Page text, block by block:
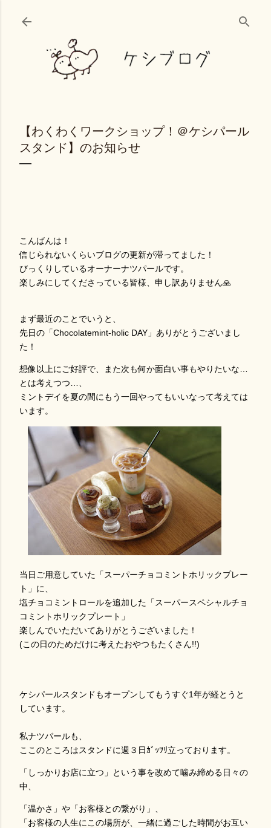
スキップしてメイン コンテンツに移動
【わくわくワークショップ！＠ケシパール
スタンド】のお知らせ
こんばんは！
信じられないくらいブログの更新が滞ってました！
びっくりしているオーナーナツパールです。
楽しみにしてくださっている皆様、申し訳ありません🙏
まず最近のことでいうと、
先日の「Chocolatemint-holic DAY」ありがとうございまし
た！
想像以上にご好評で、また次も何か面白い事もやりたいな…
とは考えつつ…、
ミントデイを夏の間にもう一回やってもいいなって考えては
います。
当日ご用意していた「スーパーチョコミントホリックプレー
ト」に、
塩チョコミントロールを追加した「スーパースペシャルチョ
コミントホリックプレート」
楽しんでいただいてありがとうございました！
(この日のためだけに考えたおやつもたくさん!!)
ケシパールスタンドもオープンしてもうすぐ1年が経とうと
しています。
私ナツパールも、
ここのところはスタンドに週３日ｶﾞｯﾂﾘ立っております。
「しっかりお店に立つ」という事を改めて噛み締める日々の
中、
「温かさ」や「お客様との繋がり」、
「お客様の人生にこの場所が、一緒に過ごした時間がお互い